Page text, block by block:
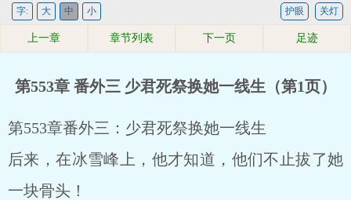
字: 大 中 小 关灯
护眼
上一章 章节列表 下一页 足迹
第553章 番外三 少君死祭换她一线生（第1页）
第553章番外三：少君死祭换她一线生
后来，在冰雪峰上，他才知道，他们不止拔了她
一块骨头！